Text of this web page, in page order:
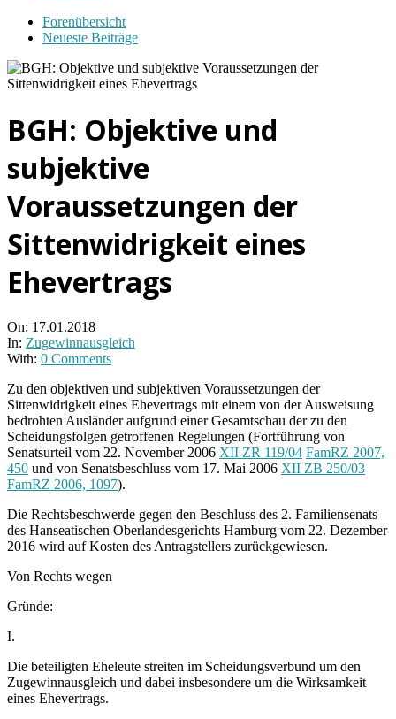
Forenübersicht
Neueste Beiträge
BGH: Objektive und
subjektive
Voraussetzungen der
Sittenwidrigkeit eines
Ehevertrags
On: 17.01.2018
In: Zugewinnausgleich
With: 0 Comments
Zu den objektiven und subjektiven Voraussetzungen der
Sittenwidrigkeit eines Ehevertrags mit einem von der Ausweisung
bedrohten Ausländer aufgrund einer Gesamtschau der zu den
Scheidungsfolgen getroffenen Regelungen (Fortführung von
Senatsurteil vom 22. November 2006 XII ZR 119/04 FamRZ 2007,
450 und von Senatsbeschluss vom 17. Mai 2006 XII ZB 250/03
FamRZ 2006, 1097).
Die Rechtsbeschwerde gegen den Beschluss des 2. Familiensenats
des Hanseatischen Oberlandesgerichts Hamburg vom 22. Dezember
2016 wird auf Kosten des Antragstellers zurückgewiesen.
Von Rechts wegen
Gründe:
I.
Die beteiligten Eheleute streiten im Scheidungsverbund um den
Zugewinnausgleich und dabei insbesondere um die Wirksamkeit
eines Ehevertrags.